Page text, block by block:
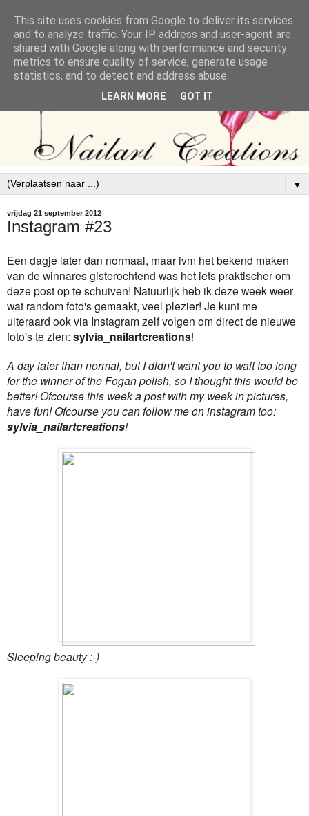
▼
vrijdag 21 september 2012
Instagram #23
Een dagje later dan normaal, maar ivm het bekend maken
van de winnares gisterochtend was het iets praktischer om
deze post op te schuiven! Natuurlijk heb ik deze week weer
wat random foto's gemaakt, veel plezier! Je kunt me
uiteraard ook via Instagram zelf volgen om direct de nieuwe
foto's te zien: sylvia_nailartcreations!
A day later than normal, but I didn't want you to wait too long
for the winner of the Fogan polish, so I thought this would be
better! Ofcourse this week a post with my week in pictures,
have fun! Ofcourse you can follow me on instagram too:
sylvia_nailartcreations!
Sleeping beauty :-)
This site uses cookies from Google to deliver its services
and to analyze traffic. Your IP address and user-agent are
shared with Google along with performance and security
metrics to ensure quality of service, generate usage
statistics, and to detect and address abuse.
LEARN MORE GOT IT